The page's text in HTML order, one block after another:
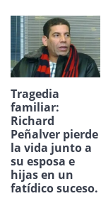
Tragedia
familiar:
Richard
Peñalver pierde
la vida junto a
su esposa e
hijas en un
fatídico suceso.